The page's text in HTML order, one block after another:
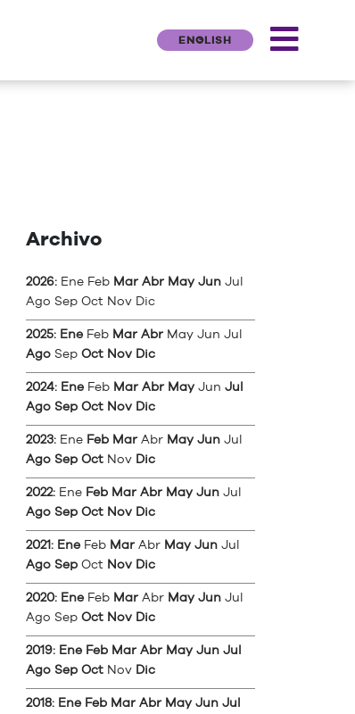
ENGLISH
Archivo
2026: Ene Feb Mar Abr May Jun Jul
Ago Sep Oct Nov Dic
2025: Ene Feb Mar Abr May Jun Jul
Ago Sep Oct Nov Dic
2024: Ene Feb Mar Abr May Jun Jul
Ago Sep Oct Nov Dic
2023: Ene Feb Mar Abr May Jun Jul
Ago Sep Oct Nov Dic
2022: Ene Feb Mar Abr May Jun Jul
Ago Sep Oct Nov Dic
2021: Ene Feb Mar Abr May Jun Jul
Ago Sep Oct Nov Dic
2020: Ene Feb Mar Abr May Jun Jul
Ago Sep Oct Nov Dic
2019: Ene Feb Mar Abr May Jun Jul
Ago Sep Oct Nov Dic
2018: Ene Feb Mar Abr May Jun Jul